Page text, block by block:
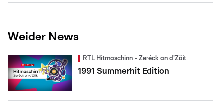
Weider News
RTL Hitmaschinn - Zeréck an d'Zäit
1991 Summerhit Edition